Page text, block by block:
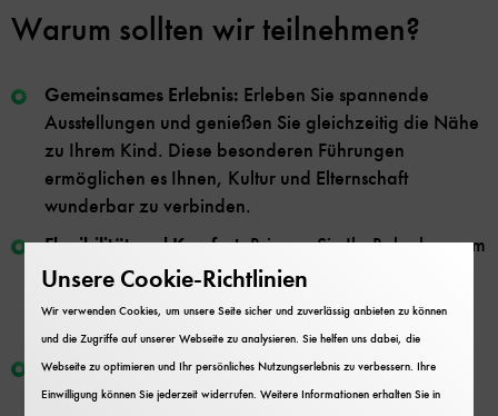
Warum sollten wir teilnehmen?
Gemeinsames Erlebnis: Erleben Sie spannende
Ausstellungen und genießen Sie gleichzeitig die Nähe
zu Ihrem Kind. Diese besonderen Führungen
ermöglichen es Ihnen, Kultur und Elternschaft
wunderbar zu verbinden.
Flexibilität und Komfort:Bringen Sie Ihr Baby bequem
im Tragetuch mit. Unsere Führungen sind so gestaltet,
dass Sie sich frei bewegen können, ohne Stress oder
Hektik.
Rücksicht auf die Kleinsten:Wir wissen, dass Babys
manchmal unruhig sein können. Bei den
Unsere Cookie-Richtlinien
Wir verwenden Cookies, um unsere Seite sicher und zuverlässig anbieten zu können
und die Zugriffe auf unserer Webseite zu analysieren. Sie helfen uns dabei, die
Webseite zu optimieren und Ihr persönliches Nutzungserlebnis zu verbessern. Ihre
Einwilligung können Sie jederzeit widerrufen. Weitere Informationen erhalten Sie in